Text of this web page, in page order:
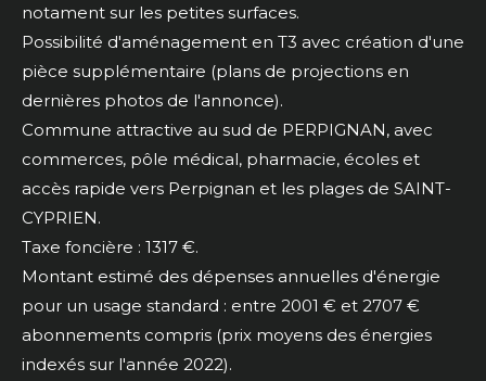
notament sur les petites surfaces.
Possibilité d'aménagement en T3 avec création d'une
pièce supplémentaire (plans de projections en
dernières photos de l'annonce).
Commune attractive au sud de PERPIGNAN, avec
commerces, pôle médical, pharmacie, écoles et
accès rapide vers Perpignan et les plages de SAINT-
CYPRIEN.
Taxe foncière : 1317 €.
Montant estimé des dépenses annuelles d'énergie
pour un usage standard : entre 2001 € et 2707 €
abonnements compris (prix moyens des énergies
indexés sur l'année 2022).